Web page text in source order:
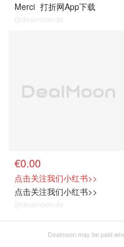
Merci 打折网App下载
@dealmoon.de
€0.00
点击关注我们小红书>>
点击关注我们小红书>>
@dealmoon.de
Dealmoon may be paid